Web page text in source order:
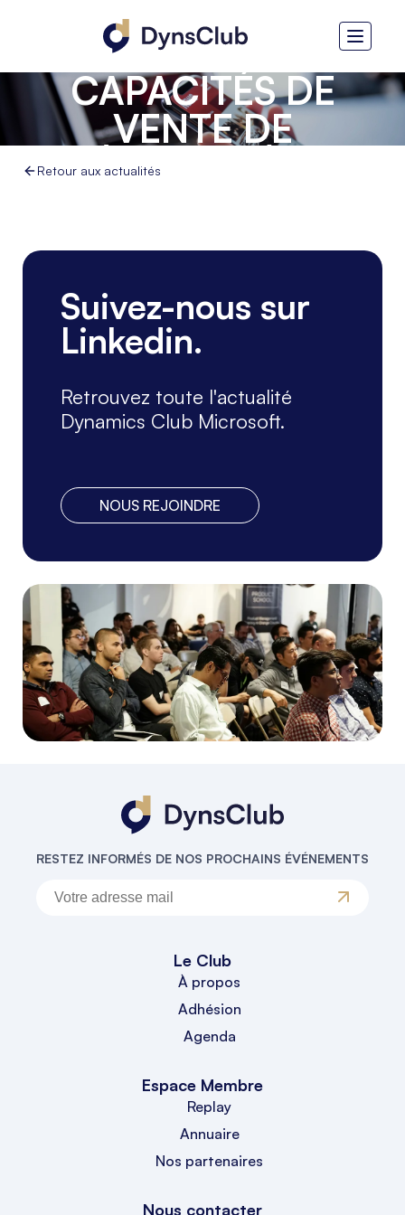
ÉTENDRE ET
RENFORCER LES
CAPACITÉS DE
VENTE DE
L'ÉCOSYSTÈME
Retour aux actualités
Suivez-nous sur
Linkedin.
Retrouvez toute l'actualité
Dynamics Club Microsoft.
NOUS REJOINDRE
RESTEZ INFORMÉS DE NOS PROCHAINS ÉVÉNEMENTS
Le Club
À propos
Adhésion
Agenda
Espace Membre
Replay
Annuaire
Nos partenaires
Nous contacter